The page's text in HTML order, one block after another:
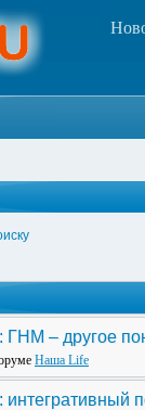
ГНМ – другое
Наша Life
интегративный